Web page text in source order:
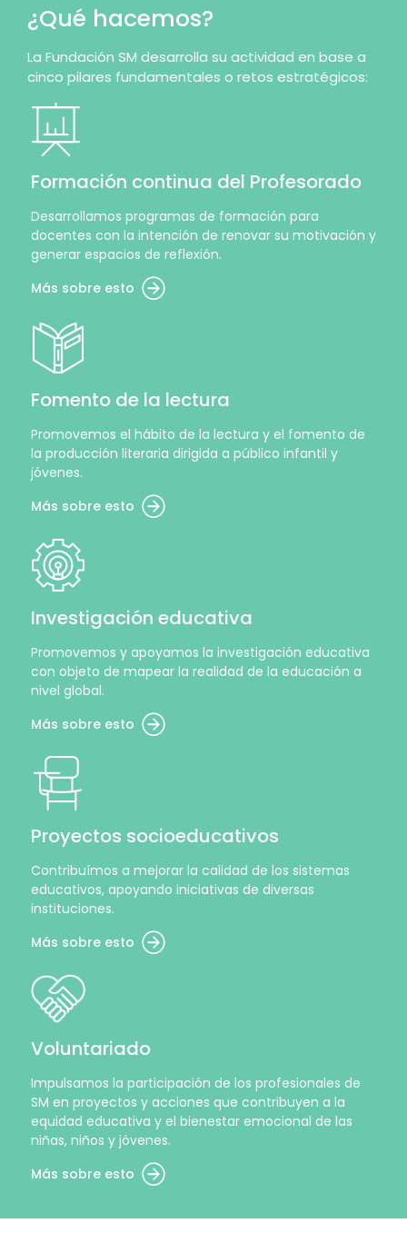
¿Qué hacemos?
La Fundación SM desarrolla su actividad en base a
cinco pilares fundamentales o retos estratégicos:
Formación continua del Profesorado
Desarrollamos programas de formación para
docentes con la intención de renovar su motivación y
generar espacios de reflexión.
Más sobre esto
Fomento de la lectura
Promovemos el hábito de la lectura y el fomento de
la producción literaria dirigida a público infantil y
jóvenes.
Más sobre esto
Investigación educativa
Promovemos y apoyamos la investigación educativa
con objeto de mapear la realidad de la educación a
nivel global.
Más sobre esto
Proyectos socioeducativos
Contribuímos a mejorar la calidad de los sistemas
educativos, apoyando iniciativas de diversas
instituciones.
Más sobre esto
Voluntariado
Impulsamos la participación de los profesionales de
SM en proyectos y acciones que contribuyen a la
equidad educativa y el bienestar emocional de las
niñas, niños y jóvenes.
Más sobre esto